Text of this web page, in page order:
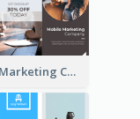
Mobile Marketing Company Brochure